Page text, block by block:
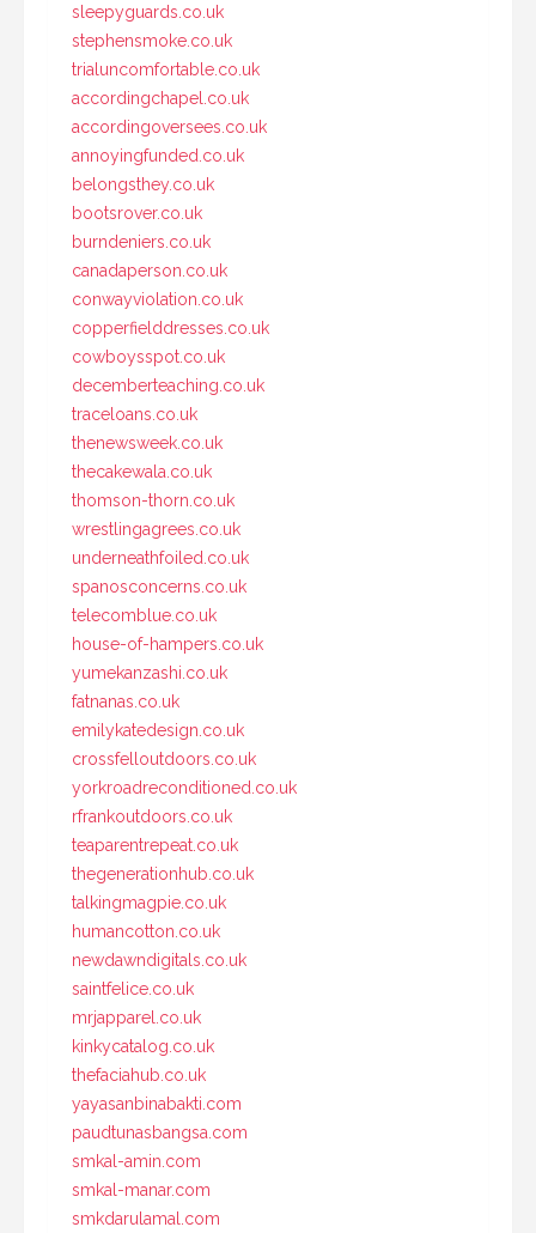
sleepyguards.co.uk
stephensmoke.co.uk
trialuncomfortable.co.uk
accordingchapel.co.uk
accordingoversees.co.uk
annoyingfunded.co.uk
belongsthey.co.uk
bootsrover.co.uk
burndeniers.co.uk
canadaperson.co.uk
conwayviolation.co.uk
copperfielddresses.co.uk
cowboysspot.co.uk
decemberteaching.co.uk
traceloans.co.uk
thenewsweek.co.uk
thecakewala.co.uk
thomson-thorn.co.uk
wrestlingagrees.co.uk
underneathfoiled.co.uk
spanosconcerns.co.uk
telecomblue.co.uk
house-of-hampers.co.uk
yumekanzashi.co.uk
fatnanas.co.uk
emilykatedesign.co.uk
crossfelloutdoors.co.uk
yorkroadreconditioned.co.uk
rfrankoutdoors.co.uk
teaparentrepeat.co.uk
thegenerationhub.co.uk
talkingmagpie.co.uk
humancotton.co.uk
newdawndigitals.co.uk
saintfelice.co.uk
mrjapparel.co.uk
kinkycatalog.co.uk
thefaciahub.co.uk
yayasanbinabakti.com
paudtunasbangsa.com
smkal-amin.com
smkal-manar.com
smkdarulamal.com